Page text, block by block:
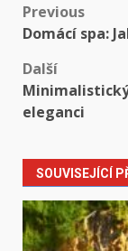
Post
Previous
Domácí spa:
Další
eleganci
SOUVISEJÍCÍ